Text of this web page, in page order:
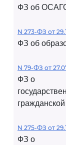
ФЗ об
N 273-ФЗ от
ФЗ об
N 79-ФЗ от
ФЗ о
N 275-ФЗ от
ФЗ о